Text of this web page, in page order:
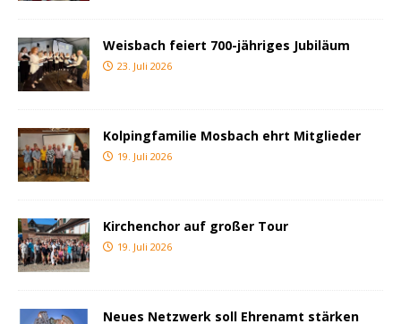
Weisbach feiert 700-jähriges Jubiläum
23. Juli 2026
Kolpingfamilie Mosbach ehrt Mitglieder
19. Juli 2026
Kirchenchor auf großer Tour
19. Juli 2026
Neues Netzwerk soll Ehrenamt stärken